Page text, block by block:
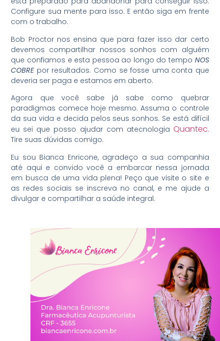
Configure sua mente para isso. E então siga em frente
com o trabalho.
Bob Proctor nos ensina que para fazer isso dar certo
devemos compartilhar nossos sonhos com alguém
que confiamos e esta pessoa ao longo do tempo NOS
COBREpor resultados. Como se fosse uma conta que
deveria ser paga e estamos em aberto.
Agora que você sabe já sabe como quebrar
paradigmas comece hoje mesmo. Assuma o controle
da sua vida e decida pelos seus sonhos. Se está difícil
eu sei que posso ajudar com atecnologia Quantec.
Tire suas dúvidas comigo.
Eu sou Bianca Enricone, agradeço a sua companhia
até aqui e convido você a embarcar nessa jornada
em busca de uma vida plena! Peço que visite o site e
as redes sociais se inscreva no canal, e me ajude a
divulgar e compartilhar a saúde integral.